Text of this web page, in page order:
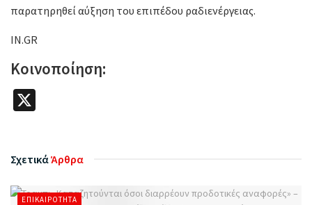
παρατηρηθεί αύξηση του επιπέδου ραδιενέργειας.
IN.GR
Κοινοποίηση:
ΣχετικάΆρθρα
ΕΠΙΚΑΙΡΌΤΗΤΑ